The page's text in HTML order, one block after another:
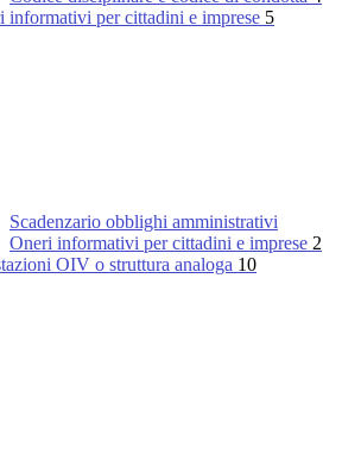
informativi per cittadini e imprese 5
Scadenzario obblighi amministrativi
Oneri informativi per cittadini e imprese 2
OIV o struttura analoga 10